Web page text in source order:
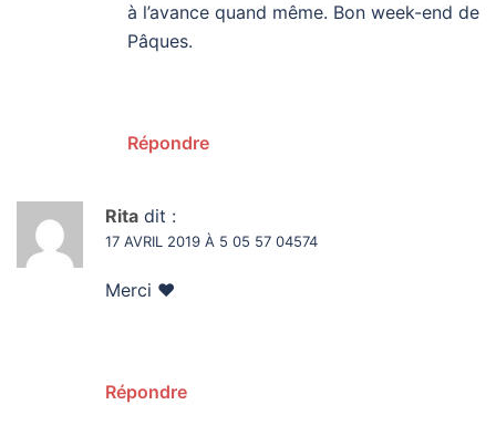
à l’avance quand même. Bon week-end de
Pâques.
Répondre
Rita dit :
17 AVRIL 2019 À 5 05 57 04574
Merci ❤
Répondre